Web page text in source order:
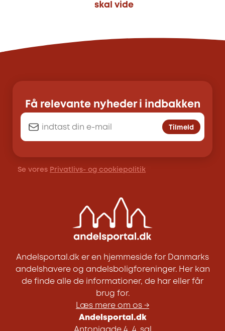
skal vide
Få relevante nyheder i indbakken
Tilmeld
Se vores Privatlivs- og cookiepolitik
Andelsportal.dk er en hjemmeside for Danmarks
andelshavere og andelsboligforeninger. Her kan
de finde alle de informationer, de har eller får
brug for.
Læs mere om os →
Andelsportal.dk